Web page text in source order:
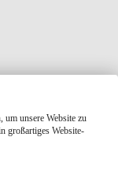
um unsere Website zu
großartiges Website-